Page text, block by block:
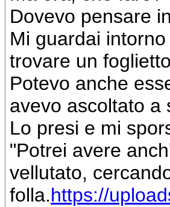
Dovevo pensare
Mi guardai
trovare un
Potevo anche
avevo ascoltato a
Lo presi e mi
"Potrei avere
vellutato,
folla.https://